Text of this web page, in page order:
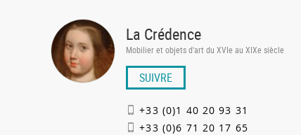
La Crédence
Mobilier et objets d'art du XVIe au XIXe siècle
SUIVRE
+33 (0)1 40 20 93 31
+33 (0)6 71 20 17 65